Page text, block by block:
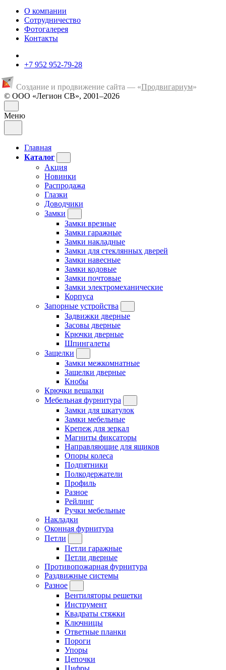
О компании
Сотрудничество
Фотогалерея
Контакты
+7 952 952-79-28
Создание и продвижение сайта — «Продвигариум»
© ООО «Легион СВ», 2001–2026
Меню
Главная
Каталог
Акция
Новинки
Распродажа
Глазки
Доводчики
Замки
Замки врезные
Замки гаражные
Замки накладные
Замки для стеклянных дверей
Замки навесные
Замки кодовые
Замки почтовые
Замки электромеханические
Корпуса
Запорные устройства
Задвижки дверные
Засовы дверные
Крючки дверные
Шпингалеты
Защелки
Замки межкомнатные
Защелки дверные
Кнобы
Крючки вешалки
Мебельная фурнитура
Замки для шкатулок
Замки мебельные
Крепеж для зеркал
Магниты фиксаторы
Направляющие для ящиков
Опоры колеса
Подпятники
Полкодержатели
Профиль
Разное
Рейлинг
Ручки мебельные
Накладки
Оконная фурнитура
Петли
Петли гаражные
Петли дверные
Противопожарная фурнитура
Раздвижные системы
Разное
Вентиляторы решетки
Инструмент
Квадраты стяжки
Ключницы
Ответные планки
Пороги
Упоры
Цепочки
Цифры